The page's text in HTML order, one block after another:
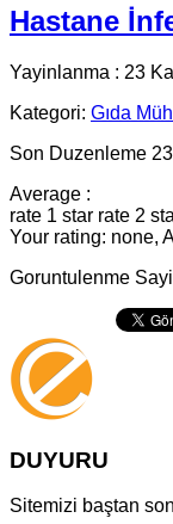
Hastane
Yayinlanma : 23
Kategori: Gıda
Son Duzenleme
Average :
rate 1 star rate 2
Your rating: none,
Goruntulenme
DUYURU
Sitemizi baştan